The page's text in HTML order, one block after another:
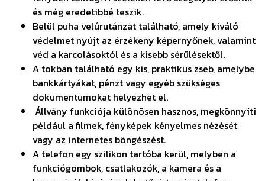
és még eredetibbé teszik.
Belül puha velúrutánzat található, amely kiváló
védelmet nyújt az érzékeny képernyőnek, valamint
véd a karcolásoktól és a kisebb sérülésektől.
A tokban található egy kis, praktikus zseb, amelybe
bankkártyákat, pénzt vagy egyéb szükséges
dokumentumokat helyezhet el.
Állvány funkciója különösen hasznos, megkönnyíti
például a filmek, fényképek kényelmes nézését
vagy az internetes böngészést.
A telefon egy szilikon tartóba kerül, melyben a
funkciógombok, csatlakozók, a kamera és a